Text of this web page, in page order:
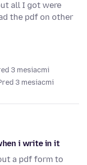
all I got were
the pdf on other
3 mesiacmi
3 mesiacmi
i write in it
a pdf form to